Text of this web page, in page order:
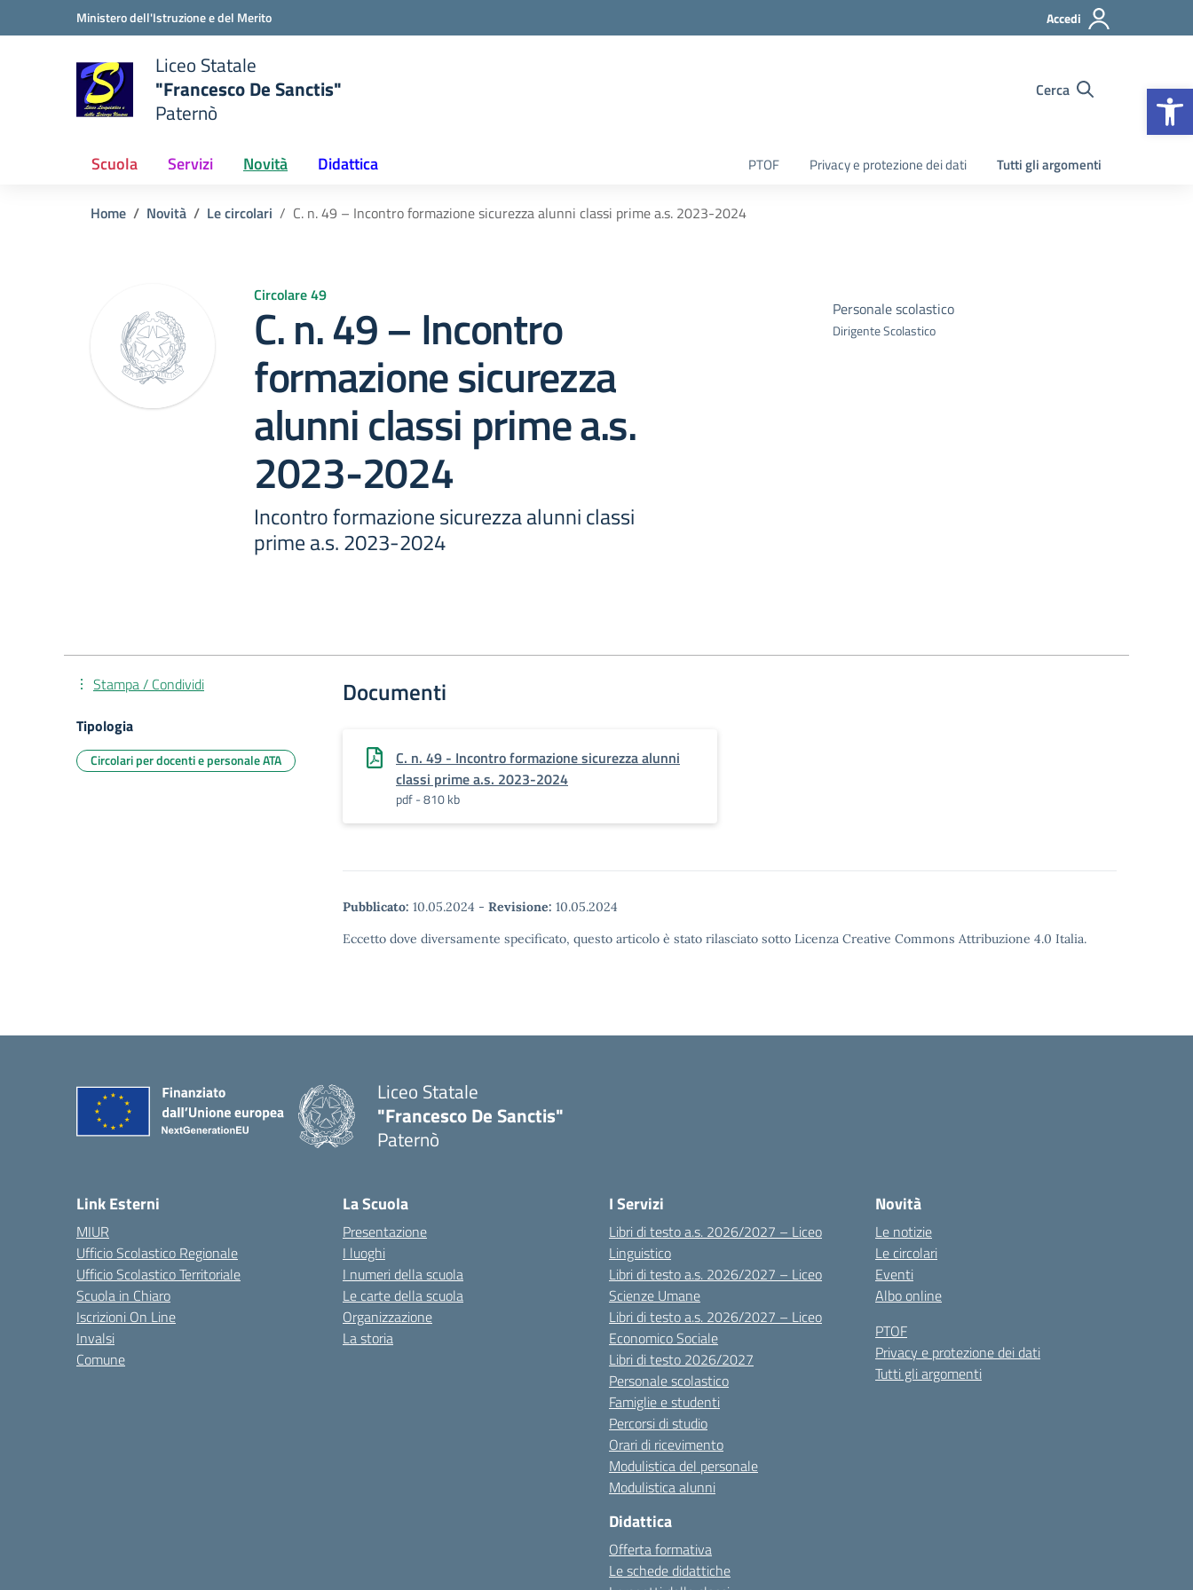
Vai ai contenuti
Vai al menu di navigazioneMinistero dell'Istruzione e del Merito Accedi
scuola
Liceo Statale
"Francesco De Sanctis"
Paternò
Cerca
Scuola Servizi Novità Didattica PTOF Privacy e protezione dei dati Tutti gli argomenti
Home Novità Le circolari C. n. 49 – Incontro formazione sicurezza alunni classi prime a.s. 2023-2024
Circolare 49
C. n. 49 – Incontro
formazione sicurezza
alunni classi prime a.s.
2023-2024
Incontro formazione sicurezza alunni classi
prime a.s. 2023-2024
Personale scolastico
Dirigente Scolastico
Documenti
C. n. 49 - Incontro formazione sicurezza alunni
classi prime a.s. 2023-2024
pdf - 810 kb
Pubblicato: 10.05.2024 - Revisione: 10.05.2024
Eccetto dove diversamente specificato, questo articolo è stato rilasciato sotto Licenza Creative Commons Attribuzione 4.0 Italia.
Stampa / Condividi
Tipologia
Circolari per docenti e personale ATA
Liceo Statale
"Francesco De Sanctis"
Paternò
Link Esterni
MIUR
Ufficio Scolastico Regionale
Ufficio Scolastico Territoriale
Scuola in Chiaro
Iscrizioni On Line
Invalsi
Comune
La Scuola
Presentazione
I luoghi
I numeri della scuola
Le carte della scuola
Organizzazione
La storia
I Servizi
Libri di testo a.s. 2026/2027 – Liceo
Linguistico
Libri di testo a.s. 2026/2027 – Liceo
Scienze Umane
Libri di testo a.s. 2026/2027 – Liceo
Economico Sociale
Libri di testo 2026/2027
Personale scolastico
Famiglie e studenti
Percorsi di studio
Orari di ricevimento
Modulistica del personale
Modulistica alunni
Didattica
Offerta formativa
Le schede didattiche
Novità
Le notizie
Le circolari
Eventi
Albo online
PTOF
Privacy e protezione dei dati
Tutti gli argomenti